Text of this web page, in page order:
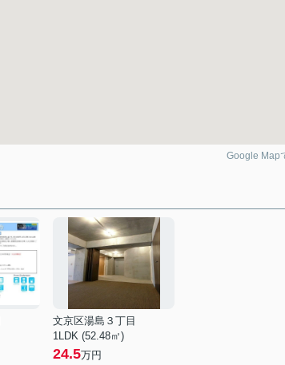
Google Map
文京区湯島３丁目
1LDK (52.48㎡)
24.5万円